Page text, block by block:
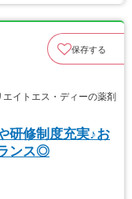
保存する
イトエス・ディーの薬剤
研修制度充実♪お
ンス◎